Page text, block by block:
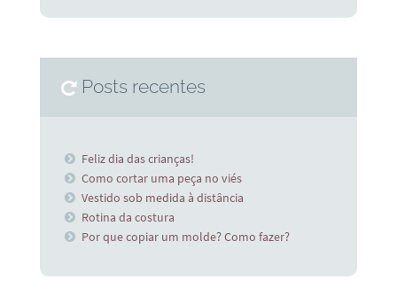
Posts recentes
Feliz dia das crianças!
Como cortar uma peça no viés
Vestido sob medida à distância
Rotina da costura
Por que copiar um molde? Como fazer?